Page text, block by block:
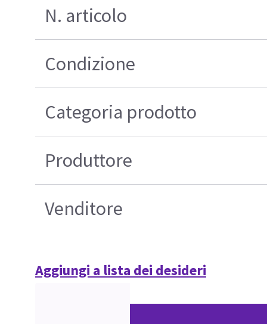
N. articolo
Condizione
Categoria prodotto
Produttore
Venditore
Aggiungi a lista dei desideri